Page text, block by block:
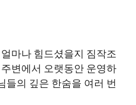
마나 힘드셨을지 짐작조
변에서 오랫동안 운영하
들의 깊은 한숨을 여러 번